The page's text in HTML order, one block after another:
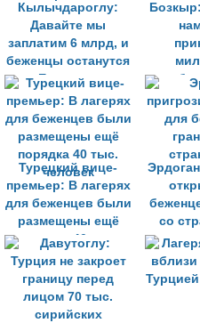
Кылычдароглу:
Давайте мы
заплатим 6 млрд, и
беженцы останутся
в Евросоюзе
Турецкий вице-
премьер: В лагерях
для беженцев были
размещены ещё
порядка 40 тыс.
человек
со